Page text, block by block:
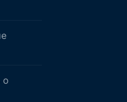
о